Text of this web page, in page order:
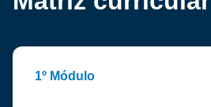
1º Módulo